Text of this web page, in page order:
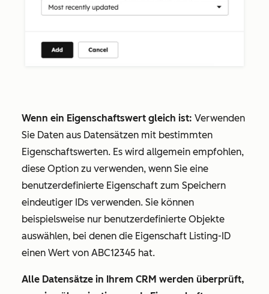
Wenn ein Eigenschaftswert gleich ist: Verwenden
Sie Daten aus Datensätzen mit bestimmten
Eigenschaftswerten. Es wird allgemein empfohlen,
diese Option zu verwenden, wenn Sie eine
benutzerdefinierte Eigenschaft zum Speichern
eindeutiger IDs verwenden. Sie können
beispielsweise nur benutzerdefinierte Objekte
auswählen, bei denen die Eigenschaft Listing-ID
einen Wert von ABC12345 hat.
Alle Datensätze in Ihrem CRM werden überprüft,